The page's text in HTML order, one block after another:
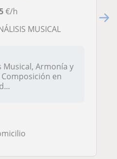
€/h
MUSICAL
Musical, Armonía y
en